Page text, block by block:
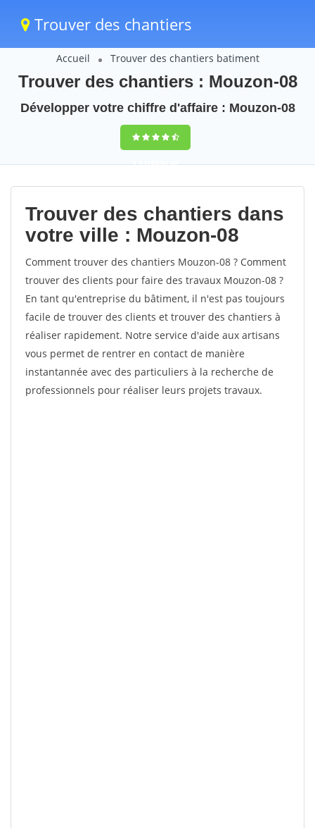
Trouver des chantiers
Accueil Trouver des chantiers batiment
Trouver des chantiers : Mouzon-08
Développer votre chiffre d'affaire : Mouzon-08
9,5(100%)42
votes
Trouver des chantiers dans
votre ville : Mouzon-08
Comment trouver des chantiers Mouzon-08 ? Comment
trouver des clients pour faire des travaux Mouzon-08 ?
En tant qu'entreprise du bâtiment, il n'est pas toujours
facile de trouver des clients et trouver des chantiers à
réaliser rapidement. Notre service d'aide aux artisans
vous permet de rentrer en contact de manière
instantannée avec des particuliers à la recherche de
professionnels pour réaliser leurs projets travaux.